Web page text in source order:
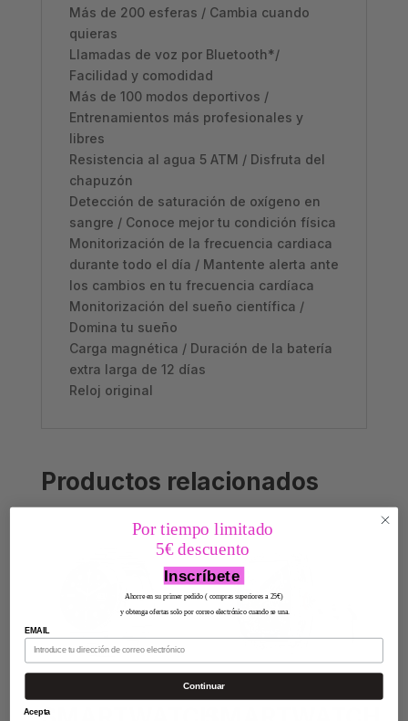
Más de 200 esferas / Cambia cuando
quieras
Llamadas de voz por Bluetooth*/
Facilidad y comodidad
Más de 100 modos deportivos /
Entrenamientos más profesionales y
libres
Resistencia al agua 5 ATM / Disfruta del
chapuzón
Detección de saturación de oxígeno en
sangre / Conoce mejor tu condición física
Monitorización de la frecuencia cardiaca
durante todo el día / Mantente alerta ante
los cambios en tu frecuencia cardíaca
Monitorización del sueño científica /
Domina tu sueño
Carga magnética / Duración de la batería
extra larga de 12 días
Reloj original
Productos relacionados
Por tiempo limitado
5€ descuento
Inscríbete
Ahorre en su primer pedido ( compras superiores a 25€)
y obtenga ofertas solo por correo electrónico cuando se una.
EMAIL
Continuar
Acepta